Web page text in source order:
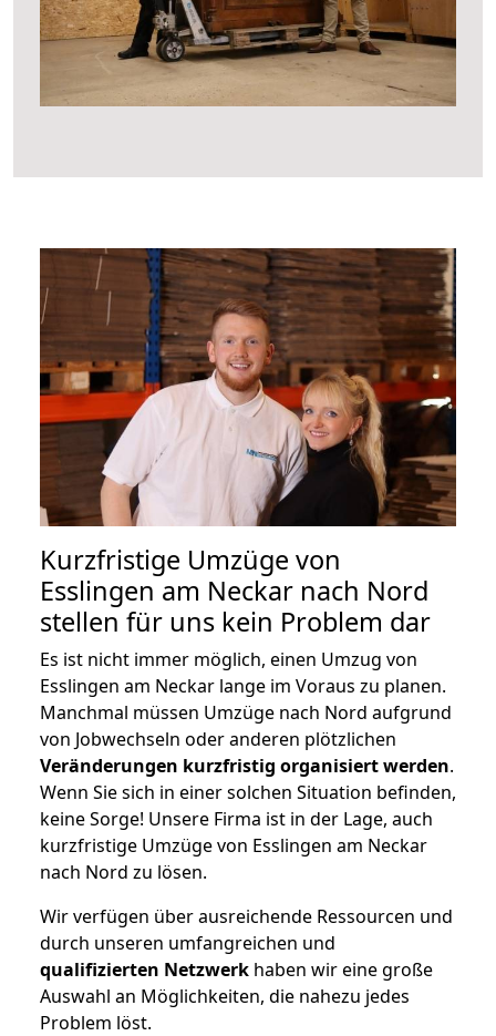
Kurzfristige Umzüge von
Esslingen am Neckar nach Nord
stellen für uns kein Problem dar
Es ist nicht immer möglich, einen Umzug von
Esslingen am Neckar lange im Voraus zu planen.
Manchmal müssen Umzüge nach Nord aufgrund
von Jobwechseln oder anderen plötzlichen
Veränderungen kurzfristig organisiert werden.
Wenn Sie sich in einer solchen Situation befinden,
keine Sorge! Unsere Firma ist in der Lage, auch
kurzfristige Umzüge von Esslingen am Neckar
nach Nord zu lösen.
Wir verfügen über ausreichende Ressourcen und
durch unseren umfangreichen und
qualifizierten Netzwerk haben wir eine große
Auswahl an Möglichkeiten, die nahezu jedes
Problem löst.